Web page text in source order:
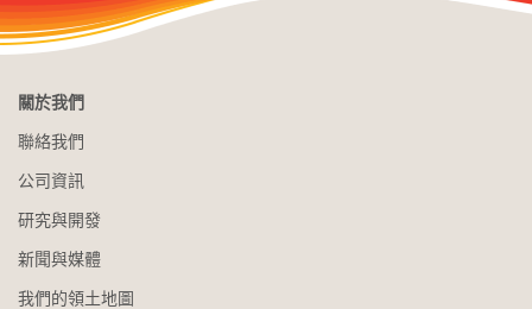
關於我們
聯絡我們
公司資訊
研究與開發
新聞與媒體
我們的領土地圖